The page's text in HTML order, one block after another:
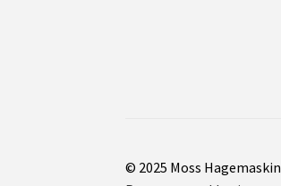
© 2025 Moss